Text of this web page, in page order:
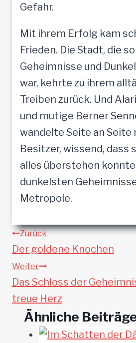
Gefahr.
Mit ihrem Erfolg kam
Frieden. Die Stadt, die
Geheimnisse und
war, kehrte zu ihrem
Treiben zurück. Und
und mutige Berner
wandelte Seite an Seite
Besitzer, wissend, dass
alles überstehen
dunkelsten
Metropole.
Beitragsnavigation
Zurück
Der goldene Knochen
Weiter
Das Schloss der
treue Herz
Ähnliche